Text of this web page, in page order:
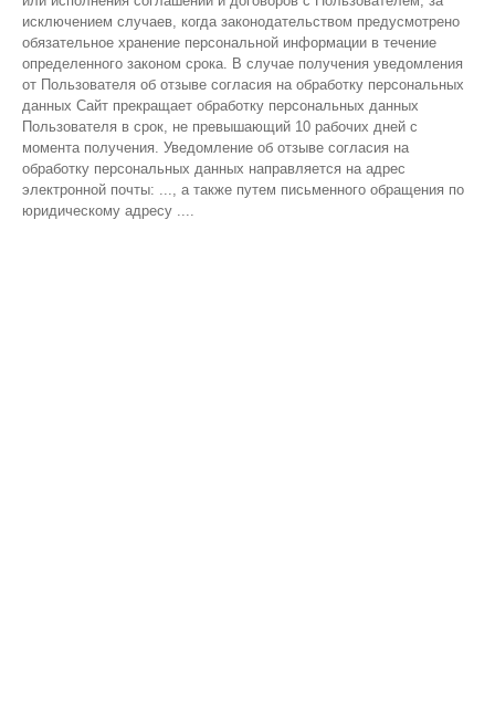
исключением случаев, когда законодательством предусмотрено
обязательное хранение персональной информации в течение
определенного законом срока. В случае получения уведомления
от Пользователя об отзыве согласия на обработку персональных
данных Сайт прекращает обработку персональных данных
Пользователя в срок, не превышающий 10 рабочих дней с
момента получения. Уведомление об отзыве согласия на
обработку персональных данных направляется на адрес
электронной почты: ..., а также путем письменного обращения по
юридическому адресу ....